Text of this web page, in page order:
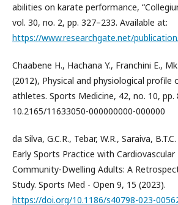
abilities on karate performance,
vol. 30, no. 2, pp. 327–233. Available at:
https://www.researchgate.net/
Chaabene H., Hachana Y., Franchini E.,
(2012), Physical and physiological profile
athletes. Sports Medicine, 42, no. 10, pp.
10.2165/11633050-000000000-000000
da Silva, G.C.R., Tebar, W.R., Saraiva,
Early Sports Practice with Cardiovascular
Community-Dwelling Adults: A
Study. Sports Med - Open 9, 15 (2023).
https://doi.org/10.1186/s40798-023-